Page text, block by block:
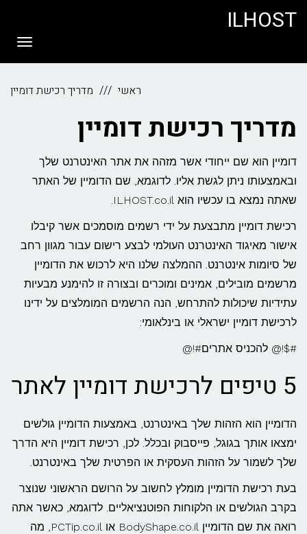
ILHOST
ראשי מדריך רכישת דומיין
מדריך רכישת דומיין
דומיין הוא שם ייחודי אשר מזהה את אתר האינטרנט שלך
ובאמצעותו ניתן לגשת אליו. לדוגמא, שם הדומיין של האתר
שאתה נמצא בו עכשיו הוא ILHOST.co.il.
רכישת דומיין מתבצעת על ידי רשמים מוסמכים אשר קיבלו
אישור מאיגוד האינטרנט העולמי לבצע רישום עבור מגוון רחב
של סיומות אינטרנט. ההמלצה שלנו היא לרכוש את הדומיין
מרשמים מובילים, אמינים ומוכרים ובצורה זו להימנע מבעיות
עתידיות שיכולות להתרחש, הנה הרשמים המומלצים על ידינו
לרכישת דומיין ישראלי או בינלאומי:
#$!@ להכניס אתרים#!@
5 טיפים לרכישת דומיין לאתר
הדומיין הוא הזהות שלך באינטרנט, באמצעות הדומיין גולשים
ימצאו אותך בגוגל, פייסבוק ובכלל. לכן, רכישת דומיין היא הדרך
שלך לשמור על הזהות העסקית או הפרטית שלך באינטרנט.
בעת רכישת הדומיין מומלץ לחשוב על הרושם הראשוני שנוצר
בקרב הגולשים או הלקוחות הפוטנציאליים. לדוגמא, כאשר אתה
רואה את שם הדומיין BodyShape.co.il או PCTip.co.il, מה